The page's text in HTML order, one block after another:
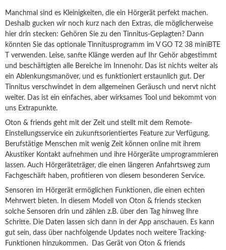
Manchmal sind es Kleinigkeiten, die ein Hörgerät perfekt machen.
Deshalb gucken wir noch kurz nach den Extras, die möglicherweise
hier drin stecken: Gehören Sie zu den Tinnitus-Geplagten? Dann
könnten Sie das optionale Tinnitusprogramm im V GO T2 38 miniBTE
T verwenden. Leise, sanfte Klänge werden auf Ihr Gehör abgestimmt
und beschäftigten alle Bereiche im Innenohr. Das ist nichts weiter als
ein Ablenkungsmanöver, und es funktioniert erstaunlich gut. Der
Tinnitus verschwindet in dem allgemeinen Geräusch und nervt nicht
weiter. Das ist ein einfaches, aber wirksames Tool und bekommt von
uns Extrapunkte.
Oton & friends geht mit der Zeit und stellt mit dem Remote-
Einstellungsservice ein zukunftsorientiertes Feature zur Verfügung.
Berufstätige Menschen mit wenig Zeit können online mit ihrem
Akustiker Kontakt aufnehmen und ihre Hörgeräte umprogrammieren
lassen. Auch Hörgeräteträger, die einen längeren Anfahrtsweg zum
Fachgeschäft haben, profitieren von diesem besonderen Service.
Sensoren im Hörgerät ermöglichen Funktionen, die einen echten
Mehrwert bieten. In diesem Modell von Oton & friends stecken
solche Sensoren drin und zählen z.B. über den Tag hinweg Ihre
Schritte. Die Daten lassen sich dann in der App anschauen. Es kann
gut sein, dass über nachfolgende Updates noch weitere Tracking-
Funktionen hinzukommen. Das Gerät von Oton & friends